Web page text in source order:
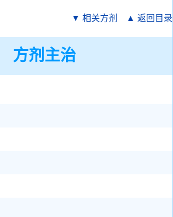
▼ 相关方剂 ▲ 返回目录
方剂主治